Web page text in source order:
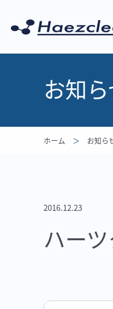
お知
ホーム お知ら
2016.12.23
ハー